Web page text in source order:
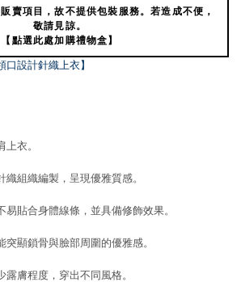
賣項目，故不提供包裝服務。若造成不便，
敬請見諒。
【點選此處加購禮物盒】
口設計針織上衣】
衣。
組織編製，呈現優雅質感。
貼合身體線條，並具備修飾效果。
顯鎖骨與臉部周圍的優雅感。
膚程度，穿出不同風格。